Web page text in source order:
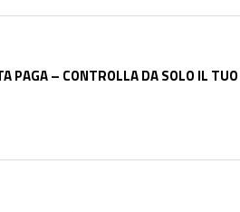
PAGA – CONTROLLA DA SOLO IL